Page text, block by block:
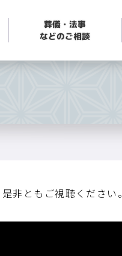
葬儀・法事
などのご相談
非ともご視聴ください。